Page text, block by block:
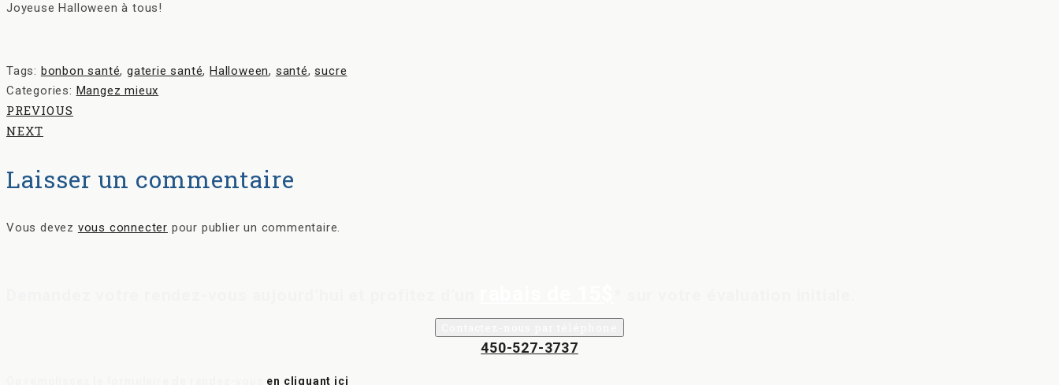
Joyeuse Halloween à tous!
Tags: bonbon santé,gaterie santé, Halloween, santé,sucre
Categories: Mangez mieux
PREVIOUS
NEXT
Laisser un commentaire
Vous devez vous connecter pour publier un commentaire.
450-527-3737
en cliquant ici